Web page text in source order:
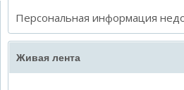
Персональная информация
Живая лента